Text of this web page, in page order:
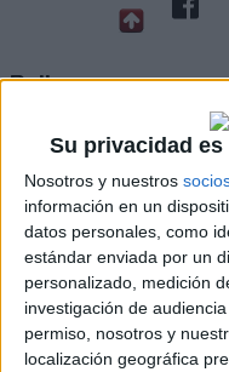
Su privacidad
Nosotros y nuestros
información en un
datos personales, como
estándar enviada por un
personalizado, medición
investigación de
permiso, nosotros y
localización geográfica
Rallyes
S-CER
ERC
CERA
CERT
Internacionales
Campeonatos
Históricos
Dakar
RallyCross